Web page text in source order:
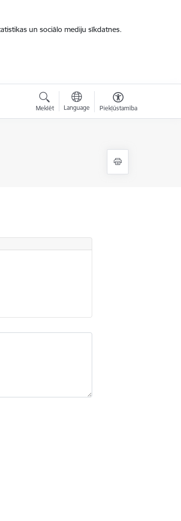
un sociālo mediju sīkdatnes.
Meklēt Language Piekļūstamība